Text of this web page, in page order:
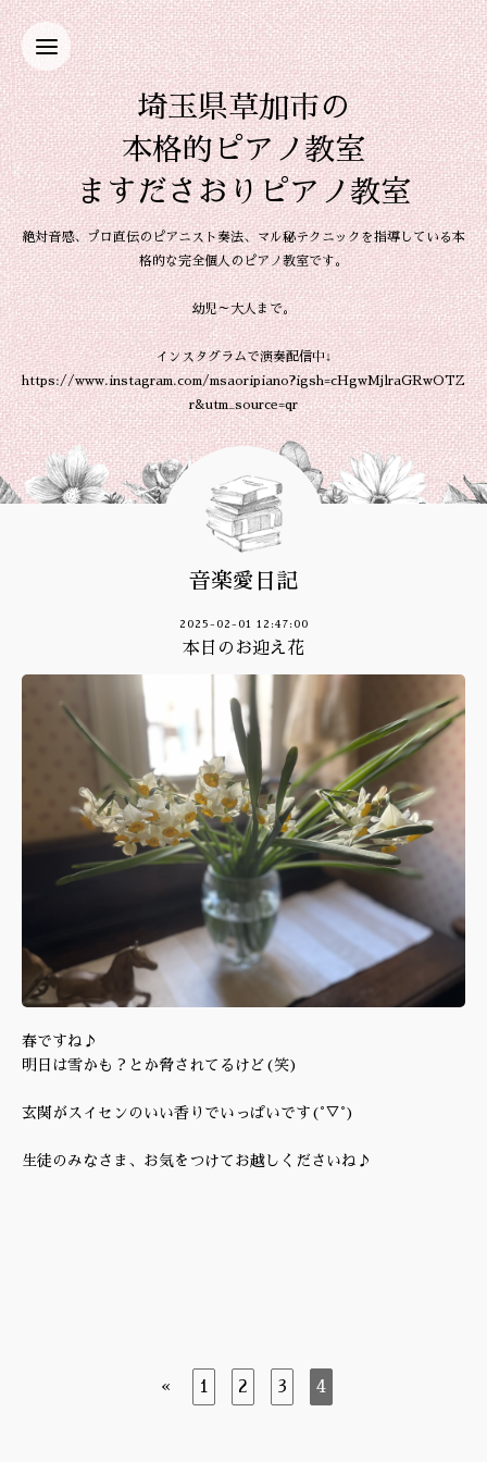
埼玉県草加市の
本格的ピアノ教室
ますださおりピアノ教室
絶対音感、プロ直伝のピアニスト奏法、マル秘テクニックを指導している本
格的な完全個人のピアノ教室です。
幼児～大人まで。
インスタグラムで演奏配信中↓
https://www.instagram.com/msaoripiano?igsh=cHgwMjlraGRwOTZ
r&utm_source=qr
音楽愛日記
2025-02-01 12:47:00
本日のお迎え花
春ですね♪
明日は雪かも？とか脅されてるけど(笑)
玄関がスイセンのいい香りでいっぱいです(°▽°)
生徒のみなさま、お気をつけてお越しくださいね♪
« 1 2 3 4